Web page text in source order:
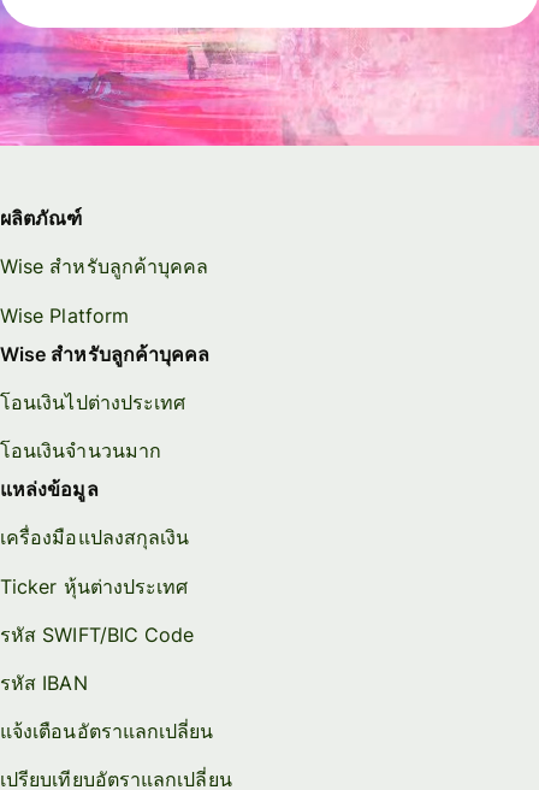
ผลิตภัณฑ์
Wise สำหรับลูกค้าบุคคล
Wise Platform
Wise สำหรับลูกค้าบุคคล
โอนเงินไปต่างประเทศ
โอนเงินจำนวนมาก
แหล่งข้อมูล
เครื่องมือแปลงสกุลเงิน
Ticker หุ้นต่างประเทศ
รหัส SWIFT/BIC Code
รหัส IBAN
แจ้งเตือนอัตราแลกเปลี่ยน
เปรียบเทียบอัตราแลกเปลี่ยน